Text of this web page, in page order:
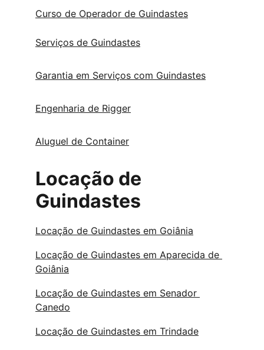
Curso de Operador de Guindastes
Serviços de Guindastes
Garantia em Serviços com Guindastes
Engenharia de Rigger
Aluguel de Container
Locação de
Guindastes
Locação de Guindastes em Goiânia
Locação de Guindastes em Aparecida de
Goiânia
Locação de Guindastes em Senador
Canedo
Locação de Guindastes em Trindade